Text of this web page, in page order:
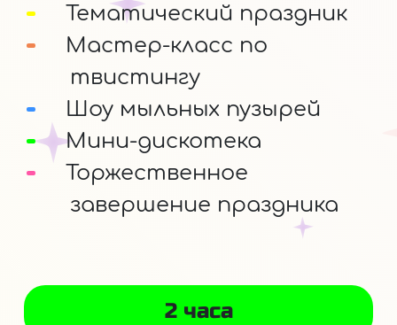
Тематический праздник
Мастер-класс по
твистингу
Шоу мыльных пузырей
Мини-дискотека
Торжественное
завершение праздника
2 часа